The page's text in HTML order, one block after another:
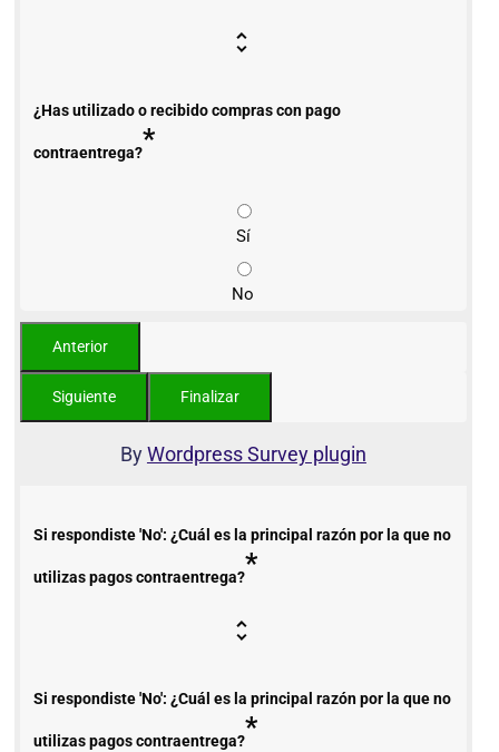
¿Has utilizado o recibido compras con pago
contraentrega?*
Sí
No
ByWordpress Survey plugin
Si respondiste 'No': ¿Cuál es la principal razón por la que no
utilizas pagos contraentrega?*
Si respondiste 'No': ¿Cuál es la principal razón por la que no
utilizas pagos contraentrega?*